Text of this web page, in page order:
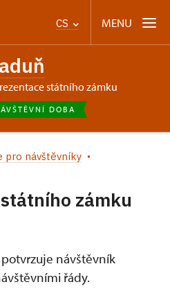
CS MENU
státního zámku
DOBA
pro návštěvníky
zámku
návštěvník
řády.